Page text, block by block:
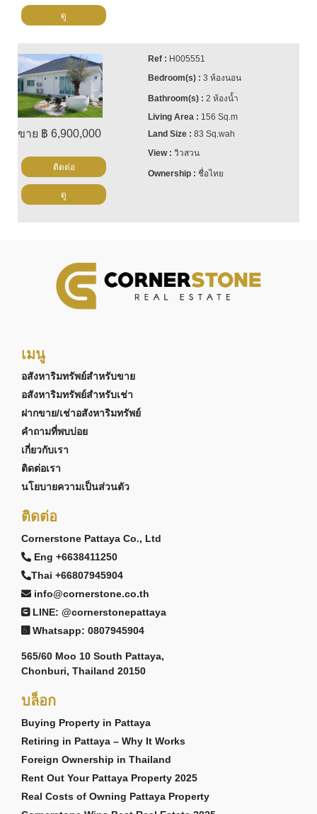
ดู
ขาย ฿ 6,900,000
H005551
3 ห้องนอน
2 ห้องน้ำ
156 Sq.m
83 Sq.wah
วิวสวน
ชื่อไทย
ติดต่อ
ดู
เมนู
อสังหาริมทรัพย์สำหรับขาย
อสังหาริมทรัพย์สำหรับเช่า
ฝากขาย/เช่าอสังหาริมทรัพย์
คำถามที่พบบ่อย
เกี่ยวกับเรา
ติดต่อเรา
นโยบายความเป็นส่วนตัว
ติดต่อ
Cornerstone Pattaya Co., Ltd
Eng +6638411250
Thai +66807945904
info@cornerstone.co.th
LINE: @cornerstonepattaya
Whatsapp: 0807945904
565/60 Moo 10 South Pattaya,
Chonburi, Thailand 20150
บล็อก
Buying Property in Pattaya
Retiring in Pattaya – Why It Works
Foreign Ownership in Thailand
Rent Out Your Pattaya Property 2025
Real Costs of Owning Pattaya Property